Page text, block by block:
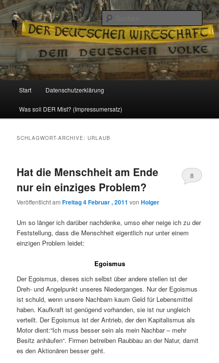
Reizzentrum
Politik, Wirtschaft, Soziales und Gesellschaft
Zum
Inhalt
Zum
sekundären
Start Datenschutzerklärung
Was soll DER Mist? (Impressumersatz)
SCHLAGWORT-ARCHIVE:URLAUB
Hat die Menschheit am Ende
nur ein einziges Problem?
Veröffentlicht amFreitag 4 Februar , 2011 vonHolger
8
Um so länger ich darüber nachdenke, umso eher neige ich zu der
Feststellung, dass die Menschheit eigentlich nur unter einem
einzigen Problem leidet:
Egoismus
Der Egoismus, dieses sich selbst über andere stellen ist der
Dreh- und Angelpunkt unseres Niederganges. Nur der Egoismus
ist schuld, wenn unsere Nachbarn kaum Geld für Lebensmittel
haben. Kaufkraft ist genügend vorhanden, sie ist nur ungleich
verteilt. Der Egoismus ist der Antrieb, der den Kapitalismus als
Motor dient:“Ich muss besser sein als mein Nachbar – mehr
Besitz anhäufen“. Firmen betreiben Raubbau an der Natur, damit
es den Aktionären besser geht.